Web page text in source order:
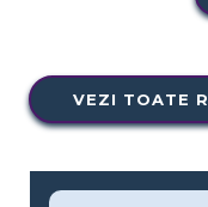
VEZI TOATE